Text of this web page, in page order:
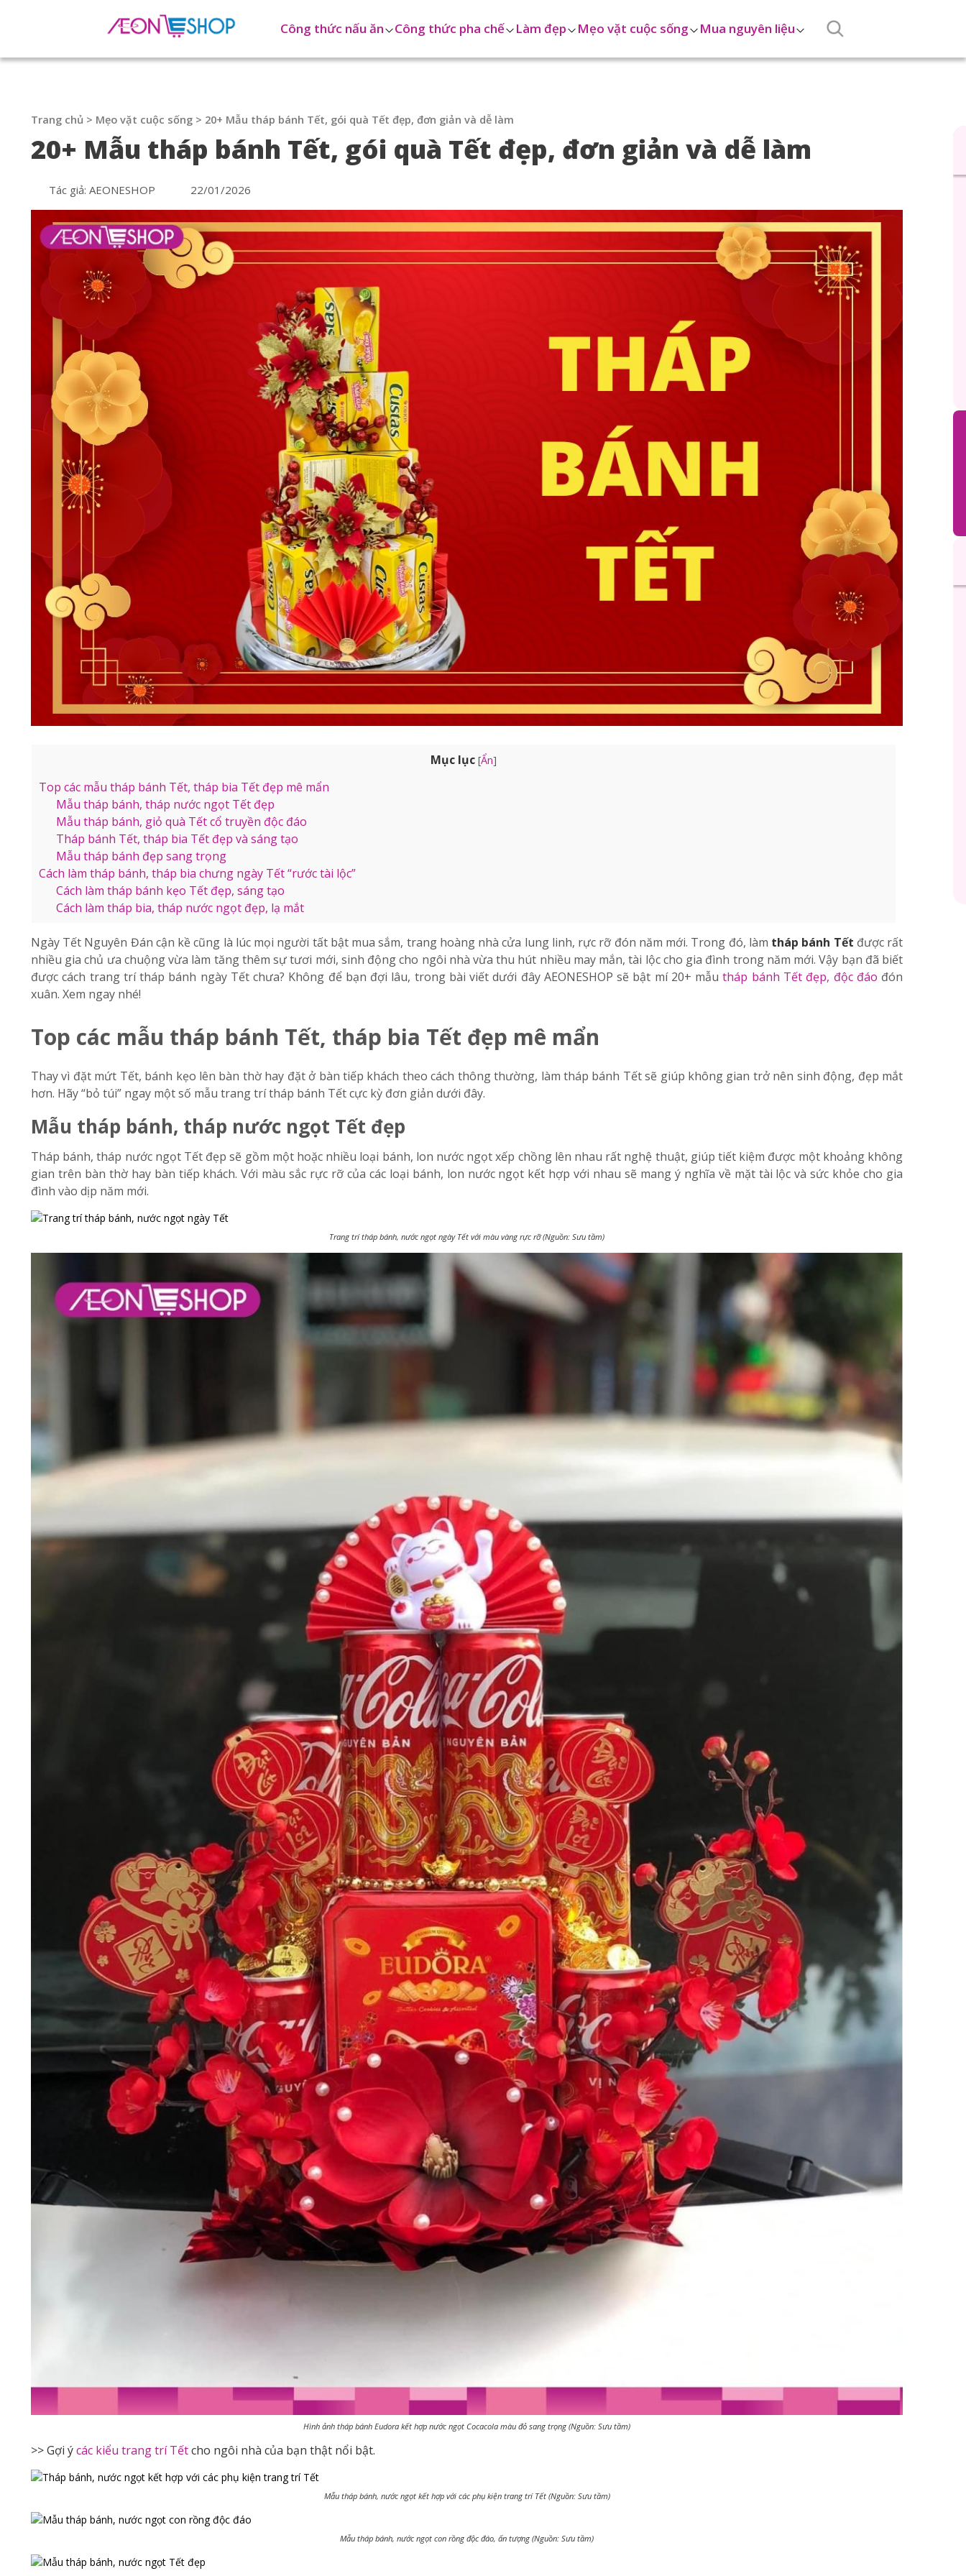
Công thức nấu ăn Công thức pha chế Làm đẹp Mẹo vặt cuộc sống Mua nguyên liệu
Trang chủ > Mẹo vặt cuộc sống > 20+ Mẫu tháp bánh Tết, gói quà Tết đẹp, đơn giản và dễ làm
20+ Mẫu tháp bánh Tết, gói quà Tết đẹp, đơn giản và dễ làm
Tác giả: AEONESHOP 22/01/2026
Mục lục [Ẩn]
Top các mẫu tháp bánh Tết, tháp bia Tết đẹp mê mẩn
Mẫu tháp bánh, tháp nước ngọt Tết đẹp
Mẫu tháp bánh, giỏ quà Tết cổ truyền độc đáo
Tháp bánh Tết, tháp bia Tết đẹp và sáng tạo
Mẫu tháp bánh đẹp sang trọng
Cách làm tháp bánh, tháp bia chưng ngày Tết “rước tài lộc”
Cách làm tháp bánh kẹo Tết đẹp, sáng tạo
Cách làm tháp bia, tháp nước ngọt đẹp, lạ mắt
Ngày Tết Nguyên Đán cận kề cũng là lúc mọi người tất bật mua sắm, trang hoàng nhà cửa lung linh, rực rỡ đón năm mới. Trong đó, làm tháp bánh Tết được rất
nhiều gia chủ ưa chuộng vừa làm tăng thêm sự tươi mới, sinh động cho ngôi nhà vừa thu hút nhiều may mắn, tài lộc cho gia đình trong năm mới. Vậy bạn đã biết
được cách trang trí tháp bánh ngày Tết chưa? Không để bạn đợi lâu, trong bài viết dưới đây AEONESHOP sẽ bật mí 20+ mẫutháp bánh Tết đẹp, độc đáo đón
xuân. Xem ngay nhé!
Top các mẫu tháp bánh Tết, tháp bia Tết đẹp mê mẩn
Thay vì đặt mứt Tết, bánh kẹo lên bàn thờ hay đặt ở bàn tiếp khách theo cách thông thường, làm tháp bánh Tết sẽ giúp không gian trở nên sinh động, đẹp mắt
hơn. Hãy “bỏ túi” ngay một số mẫu trang trí tháp bánh Tết cực kỳ đơn giản dưới đây.
Mẫu tháp bánh, tháp nước ngọt Tết đẹp
Tháp bánh, tháp nước ngọt Tết đẹp sẽ gồm một hoặc nhiều loại bánh, lon nước ngọt xếp chồng lên nhau rất nghệ thuật, giúp tiết kiệm được một khoảng không
gian trên bàn thờ hay bàn tiếp khách. Với màu sắc rực rỡ của các loại bánh, lon nước ngọt kết hợp với nhau sẽ mang ý nghĩa về mặt tài lộc và sức khỏe cho gia
đình vào dịp năm mới.
Trang trí tháp bánh, nước ngọt ngày Tết với màu vàng rực rỡ (Nguồn: Sưu tầm)
Hình ảnh tháp bánh Eudora kết hợp nước ngọt Cocacola màu đỏ sang trọng (Nguồn: Sưu tầm)
>> Gợi ýcác kiểu trang trí Tếtcho ngôi nhà của bạn thật nổi bật.
Mẫu tháp bánh, nước ngọt kết hợp với các phụ kiện trang trí Tết (Nguồn: Sưu tầm)
Mẫu tháp bánh, nước ngọt con rồng độc đáo, ấn tượng (Nguồn: Sưu tầm)